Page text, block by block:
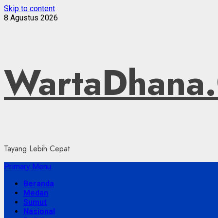
Skip to content
8 Agustus 2026
Tayang Lebih Cepat
Primary Menu
Beranda
Medan
Sumut
Nasional